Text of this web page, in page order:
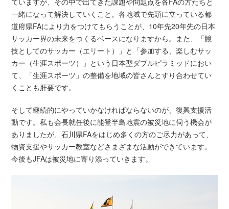
一緒になって解決していくこと。各地域で先頭に立っている都
道府県FAにより力をつけてもらうことが、10年先20年先の日本
サッカー界の未来をつくるベースになりますから。また、「競
技としてのサッカー（エリート）」と「参加する、楽しむサッ
カー（生涯スポーツ）」という日本型ダブルピラミッドにおい
て、「生涯スポーツ」の整備を地域の皆さんとすり合わせてい
くことも肝要です。
そして継続的にやっていかなければならないのが、復興支援活
動です。私も会長就任後に能登半島地震の被災地に伺う機会が
ありましたが、石川県FAをはじめ多くの方のご尽力があって、
物資支援やサッカー教室などさまざまな活動ができています。
今後もJFAは被災地に寄り添っていきます。